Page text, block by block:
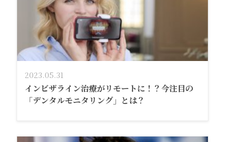
2023.05.31
インビザライン治療がリモートに！？今注目の
「デンタルモニタリング」とは？